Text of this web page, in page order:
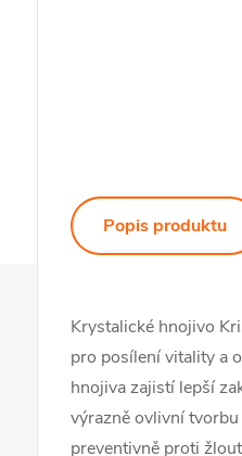
Popis produktu
Krystalické hnojivo
pro posílení vitality a
hnojiva zajistí lepší
výrazně ovlivní
preventivně proti